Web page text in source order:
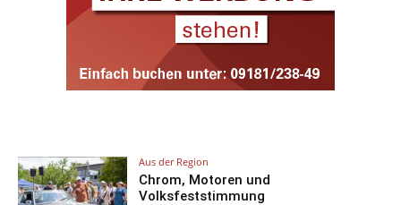
Aus der Region
Chrom, Motoren und
Volksfeststimmung